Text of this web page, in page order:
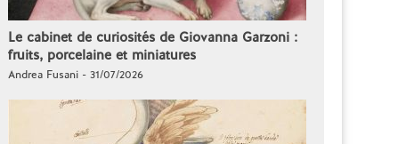
Le cabinet de curiosités de Giovanna Garzoni :
fruits, porcelaine et miniatures
Andrea Fusani - 31/07/2026